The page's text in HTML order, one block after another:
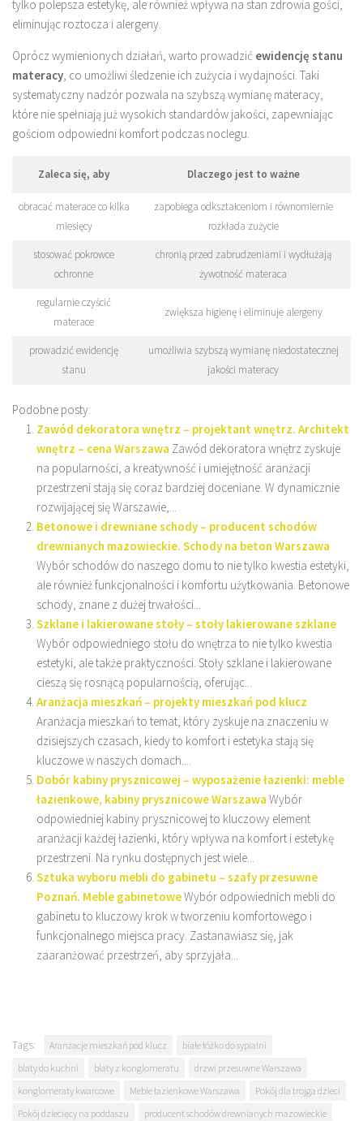
tylko polepsza estetykę, ale również wpływa na stan zdrowia gości,
eliminując roztocza i alergeny.
Oprócz wymienionych działań, warto prowadzić ewidencję stanu
materacy , co umożliwi śledzenie ich zużycia i wydajności. Taki
systematyczny nadzór pozwala na szybszą wymianę materacy,
które nie spełniają już wysokich standardów jakości, zapewniając
gościom odpowiedni komfort podczas noclegu.
Zaleca się, aby Dlaczego jest to ważne
obracać materace co kilka
miesięcy
zapobiega odkształceniom i równomiernie
rozkłada zużycie
stosować pokrowce
ochronne
chronią przed zabrudzeniami i wydłużają
żywotność materaca
regularnie czyścić
materace
zwiększa higienę i eliminuje alergeny
prowadzić ewidencję
stanu
umożliwia szybszą wymianę niedostatecznej
jakości materacy
Podobne posty:
Zawód dekoratora wnętrz – projektant wnętrz. Architekt
wnętrz – cena Warszawa Zawód dekoratora wnętrz zyskuje
na popularności, a kreatywność i umiejętność aranżacji
przestrzeni stają się coraz bardziej doceniane. W dynamicznie
rozwijającej się Warszawie,...
Betonowe i drewniane schody – producent schodów
drewnianych mazowieckie. Schody na beton Warszawa
Wybór schodów do naszego domu to nie tylko kwestia estetyki,
ale również funkcjonalności i komfortu użytkowania. Betonowe
schody, znane z dużej trwałości...
Szklane i lakierowane stoły – stoły lakierowane szklane
Wybór odpowiedniego stołu do wnętrza to nie tylko kwestia
estetyki, ale także praktyczności. Stoły szklane i lakierowane
cieszą się rosnącą popularnością, oferując...
Aranżacja mieszkań – projekty mieszkań pod klucz
Aranżacja mieszkań to temat, który zyskuje na znaczeniu w
dzisiejszych czasach, kiedy to komfort i estetyka stają się
kluczowe w naszych domach....
Dobór kabiny prysznicowej – wyposażenie łazienki: meble
łazienkowe, kabiny prysznicowe Warszawa Wybór
odpowiedniej kabiny prysznicowej to kluczowy element
aranżacji każdej łazienki, który wpływa na komfort i estetykę
przestrzeni. Na rynku dostępnych jest wiele...
Sztuka wyboru mebli do gabinetu – szafy przesuwne
Poznań. Meble gabinetoweWybór odpowiednich mebli do
gabinetu to kluczowy krok w tworzeniu komfortowego i
funkcjonalnego miejsca pracy. Zastanawiasz się, jak
zaaranżować przestrzeń, aby sprzyjała...
Tags: Aranżacje mieszkań pod klucz
białe łóżko do sypialni
blaty do kuchni
blaty z konglomeratu
drzwi przesuwne Warszawa
konglomeraty kwarcowe
Meble łazienkowe Warszawa
Pokój dla trojga dzieci
Pokój dziecięcy na poddaszu
producent schodów drewnianych mazowieckie